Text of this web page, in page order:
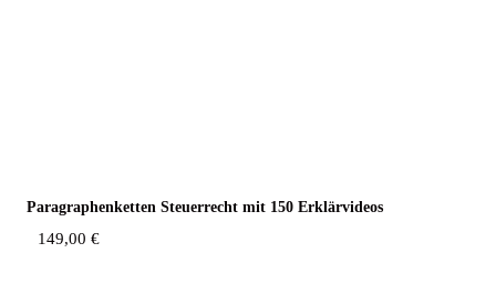
Para­gra­phen­ket­ten Steu­er­recht mit 150 Erklärvideos
149,00 €